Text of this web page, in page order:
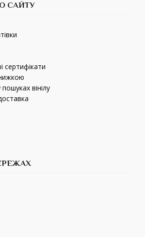
САЙТУ
сертифікати
вінілу